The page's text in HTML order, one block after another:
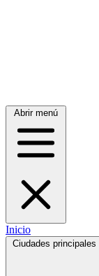
Abrir menú
Inicio